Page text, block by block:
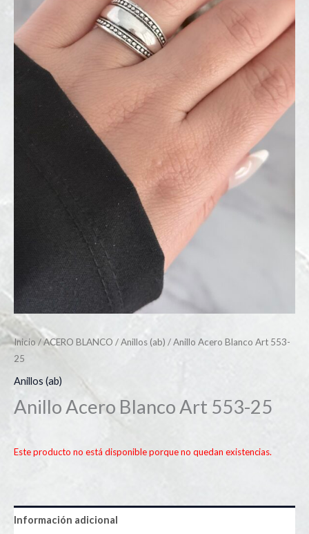
Inicio /ACERO BLANCO /Anillos (ab) / Anillo Acero Blanco Art 553-
25
Anillos (ab)
Anillo Acero Blanco Art 553-25
Este producto no está disponible porque no quedan existencias.
Información adicional